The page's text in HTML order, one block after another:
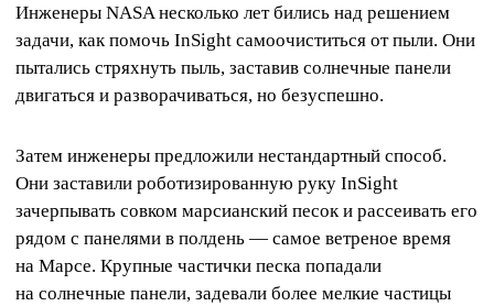
Инженеры NASA несколько лет бились над решением
задачи, как помочь InSight самоочиститься от пыли. Они
пытались стряхнуть пыль, заставив солнечные панели
двигаться и разворачиваться, но безуспешно.
Затем инженеры предложили нестандартный способ.
Они заставили роботизированную руку InSight
зачерпывать совком марсианский песок и рассеивать его
рядом с панелями в полдень — самое ветреное время
на Марсе. Крупные частички песка попадали
на солнечные панели, задевали более мелкие частицы